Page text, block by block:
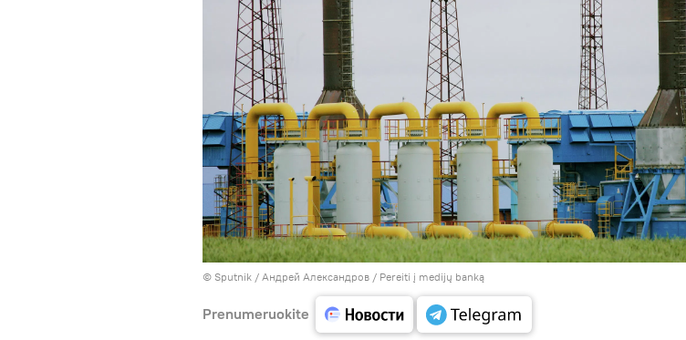
© Sputnik / Андрей Александров / Pereiti į medijų banką
Prenumeruokite